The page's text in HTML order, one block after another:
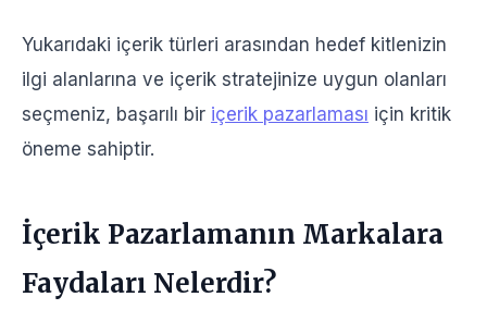
Yukarıdaki içerik türleri arasından hedef kitlenizin
ilgi alanlarına ve içerik stratejinize uygun olanları
seçmeniz, başarılı bir içerik pazarlaması için kritik
öneme sahiptir.
İçerik Pazarlamanın Markalara
Faydaları Nelerdir?